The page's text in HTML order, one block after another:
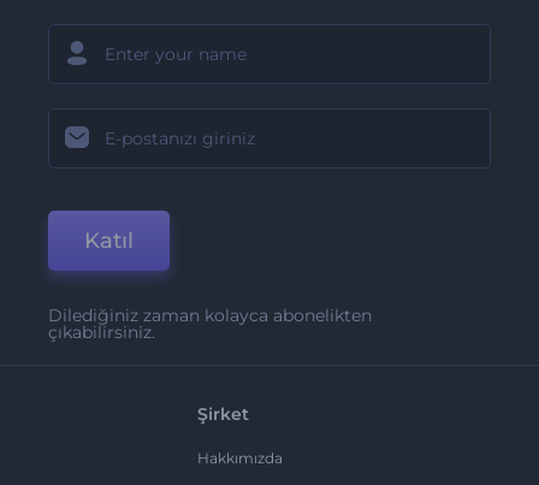
Katıl
Dilediğiniz zaman kolayca abonelikten
çıkabilirsiniz.
Şirket
Hakkımızda